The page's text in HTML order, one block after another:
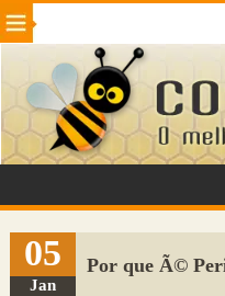
Beleza Cinema e TV
Internet Jogos NotÃ­cias
VeÃ­culos Adulto
Sugerir Link
Adicionar Blog
05
Jan
Por que Ã©